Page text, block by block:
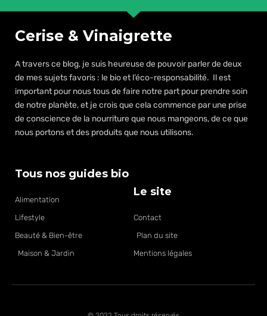
Cerise & Vinaigrette
A travers ce blog, je suis heureuse de pouvoir parler de deux
de mes sujets favoris : le bio et l’éco-responsabilité. Il est
important pour nous tous de faire notre part pour prendre soin
de notre planète, et je crois que cela commence par une prise
de conscience de la nourriture que nous mangeons, de ce que
nous portons et des produits que nous utilisons.
Tous nos guides bio
Alimentation
Lifestyle
Beauté & Bien-être
Maison & Jardin
Le site
Contact
Plan du site
Mentions légales